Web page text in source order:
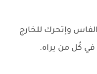
وإتحرك للخارج
في كُل من يراه.